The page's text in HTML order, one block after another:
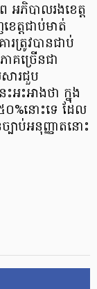
អភិបាលរងខេត្ត
ត្តជាប់មាត់
ត្រូវបានជាប់
គច្រើនជា
ារជួប
ះអះអាងថា ក្នុង
%នោះទេ ដែល
ាប់អនុញ្ញាតនោះ